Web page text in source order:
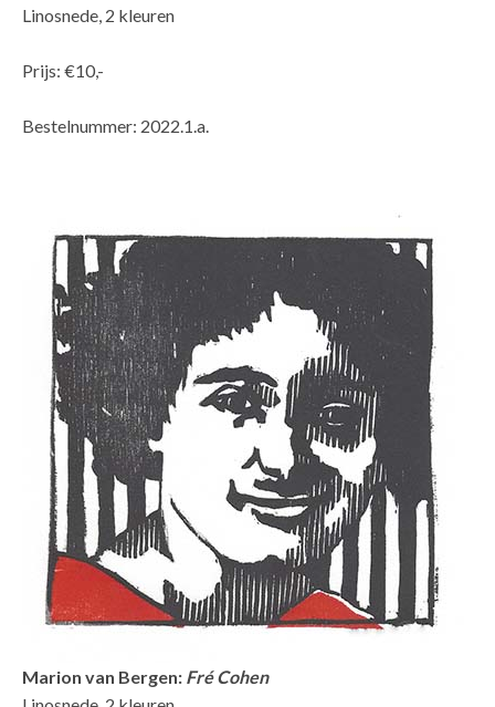
Linosnede, 2 kleuren
Prijs: €10,-
Bestelnummer: 2022.1.a.
Marion van Bergen: Fré Cohen